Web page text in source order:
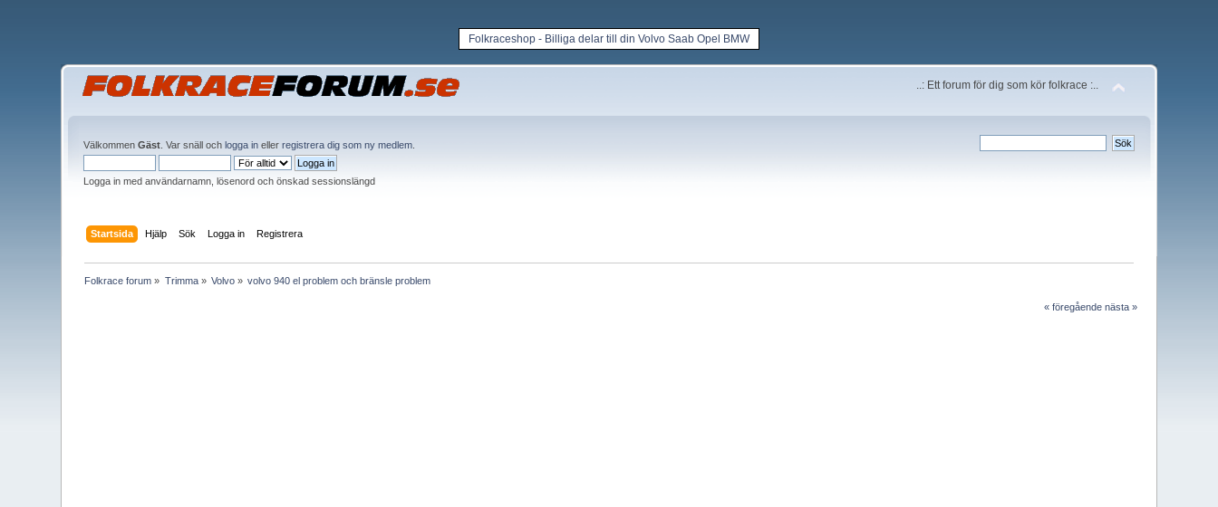
Folkraceshop - Billiga delar till din Volvo Saab Opel BMW
..: Ett forum för dig som kör folkrace :..
VälkommenGäst . Var snäll ochlogga in ellerregistrera dig som ny medlem
Logga in med användarnamn, lösenord och önskad sessionslängd
Startsida Hjälp Sök Logga in Registrera
Folkrace forum » Trimma» Volvo » volvo 940 el problem och bränsle problem
« föregående nästa »